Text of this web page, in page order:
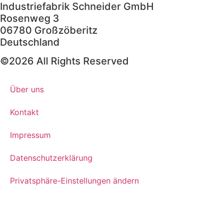
Industriefabrik Schneider GmbH
Rosenweg 3
06780 Großzöberitz
Deutschland
©2026 All Rights Reserved
Über uns
Kontakt
Impressum
Datenschutzerklärung
Privatsphäre-Einstellungen ändern